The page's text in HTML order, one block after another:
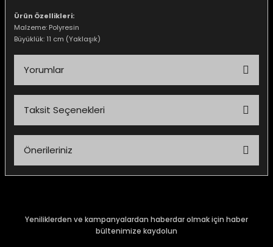
Ürün Özellikleri:
Malzeme: Polyresin
Büyüklük: 11 cm (Yaklaşık)
Yorumlar
Taksit Seçenekleri
Önerileriniz
Görüş ve önerileriniz için teşekkür ederiz.
Yeniliklerden ve kampanyalardan haberdar olmak için haber
bültenimize kaydolun